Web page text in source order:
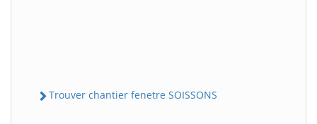
Trouver chantier fenetre SOISSONS